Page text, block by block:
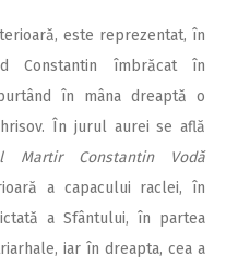
este reprezentat, în
Constantin îmbrăcat în
în mâna dreaptă o
În jurul aurei se află
Martir Constantin Vodă
a capacului raclei, în
a Sfântului, în partea
iar în dreapta, cea a